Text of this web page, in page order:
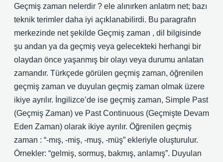
Geçmiş zaman nelerdir ? ele alınırken anlatım net; bazı
teknik terimler daha iyi açıklanabilirdi. Bu paragrafın
merkezinde net şekilde Geçmiş zaman , dil bilgisinde
şu andan ya da geçmiş veya gelecekteki herhangi bir
olaydan önce yaşanmış bir olayı veya durumu anlatan
zamandır. Türkçede görülen geçmiş zaman, öğrenilen
geçmiş zaman ve duyulan geçmiş zaman olmak üzere
ikiye ayrılır. İngilizce’de ise geçmiş zaman, Simple Past
(Geçmiş Zaman) ve Past Continuous (Geçmişte Devam
Eden Zaman) olarak ikiye ayrılır. Öğrenilen geçmiş
zaman : “-mış, -miş, -muş, -müş” ekleriyle oluşturulur.
Örnekler: “gelmiş, sormuş, bakmış, anlamış”. Duyulan